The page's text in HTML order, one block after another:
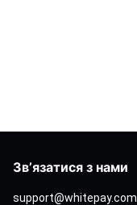
Звʼязатися з нами
support@whitepay.com